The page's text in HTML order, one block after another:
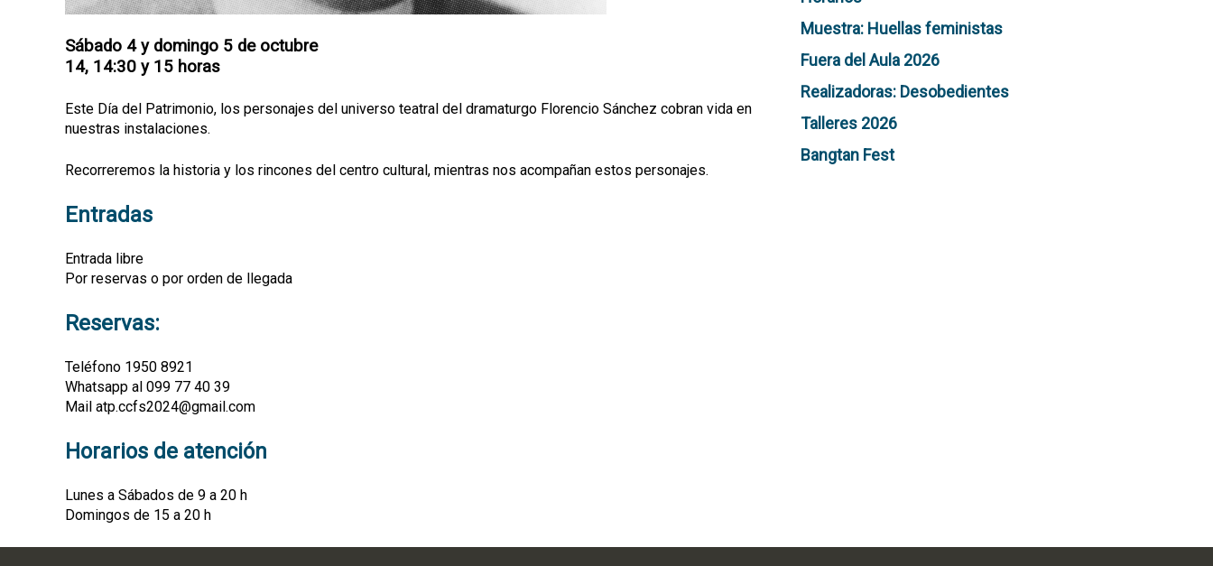
Sábado 4 y domingo 5 de octubre
14, 14:30 y 15 horas
Este Día del Patrimonio, los personajes del universo teatral del dramaturgo Florencio Sánchez cobran vida en
nuestras instalaciones.
Recorreremos la historia y los rincones del centro cultural, mientras nos acompañan estos personajes.
Entradas
Entrada libre
Por reservas o por orden de llegada
Reservas:
Teléfono 1950 8921
Whatsapp al 099 77 40 39
Mail atp.ccfs2024@gmail.com
Horarios de atención
Lunes a Sábados de 9 a 20 h
Domingos de 15 a 20 h
Muestra: Huellas feministas
Fuera del Aula 2026
Realizadoras: Desobedientes
Talleres 2026
Bangtan Fest